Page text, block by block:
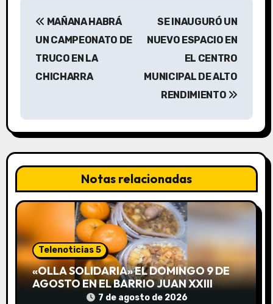
N
a
c
ó
n
d
e
MAÑANA HABRÁ
UN CAMPEONATO DE
TRUCO EN LA
CHICHARRA
SE INAUGURÓ UN
NUEVO ESPACIO EN
EL CENTRO
MUNICIPAL DE ALTO
RENDIMIENTO
Notas relacionadas
Telenoticias 5
«OLLA SOLIDARIA» EL DOMINGO 9 DE
AGOSTO EN EL BARRIO JUAN XXIII
DESDE LAS 13 HS7 de agosto de 2026